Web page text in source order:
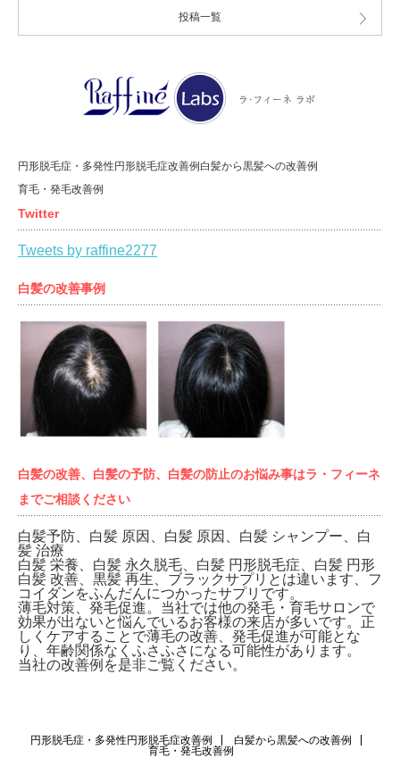
投稿一覧
円形脱毛症・多発性円形脱毛症改善例 白髪から黒髪への改善例
育毛・発毛改善例
Twitter
Tweets by raffine2277
白髪の改善事例
白髪の改善、白髪の予防、白髪の防止のお悩み事はラ・フィーネ
までご相談ください
白髪予防、白髪 原因、白髪 原因、白髪 シャンプー、白
髪 治療
白髪 栄養、白髪 永久脱毛、白髪 円形脱毛症、白髪 円形
白髪 改善、黒髪 再生、ブラックサプリとは違います、フ
コイダンをふんだんにつかったサプリです。
薄毛対策、発毛促進。当社では他の発毛・育毛サロンで
効果が出ないと悩んでいるお客様の来店が多いです。正
しくケアすることで薄毛の改善、発毛促進が可能とな
り、年齢関係なくふさふさになる可能性があります。
当社の改善例を是非ご覧ください。
円形脱毛症・多発性円形脱毛症改善例
白髪から黒髪への改善例
育毛・発毛改善例